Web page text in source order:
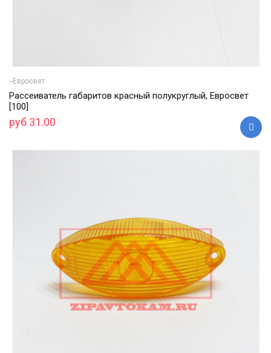
--Евросвет
Рассеиватель габаритов красный полукруглый, Евросвет
[100]
руб 31.00